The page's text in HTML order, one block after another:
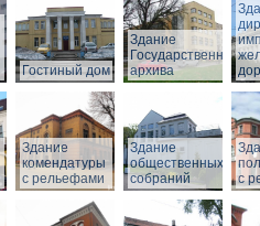
Гостиный дом
Здание
Государственного
архива
Здание
комендатуры
с рельефами
Здание
общественных
собраний
с